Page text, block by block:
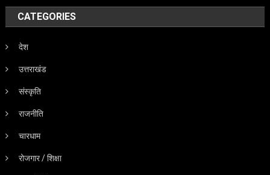
CATEGORIES
देश
उत्तराखंड
संस्कृति
राजनीति
चारधाम
रोजगार / शिक्षा